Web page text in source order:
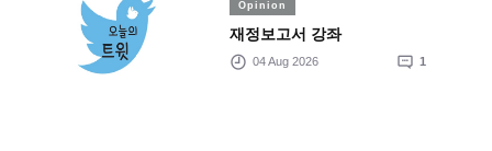
Opinion
재정보고서 강좌
04 Aug 2026 1